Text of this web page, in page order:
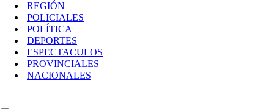
REGIÓN
POLICIALES
POLÍTICA
DEPORTES
ESPECTACULOS
PROVINCIALES
NACIONALES